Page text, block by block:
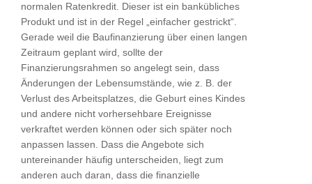
normalen Ratenkredit. Dieser ist ein bankübliches
Produkt und ist in der Regel „einfacher gestrickt“.
Gerade weil die Baufinanzierung über einen langen
Zeitraum geplant wird, sollte der
Finanzierungsrahmen so angelegt sein, dass
Änderungen der Lebensumstände, wie z. B. der
Verlust des Arbeitsplatzes, die Geburt eines Kindes
und andere nicht vorhersehbare Ereignisse
verkraftet werden können oder sich später noch
anpassen lassen. Dass die Angebote sich
untereinander häufig unterscheiden, liegt zum
anderen auch daran, dass die finanzielle